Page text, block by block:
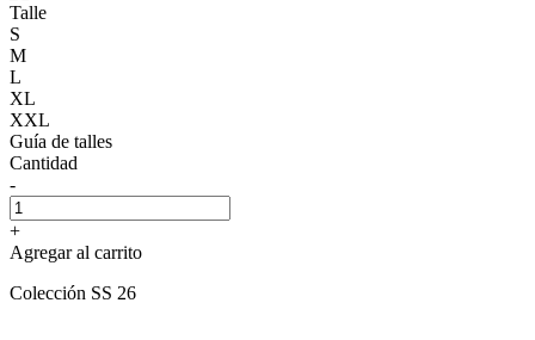
Talle
S
M
L
XL
XXL
Guía de talles
Cantidad
-
+
Agregar al carrito
Colección SS 26